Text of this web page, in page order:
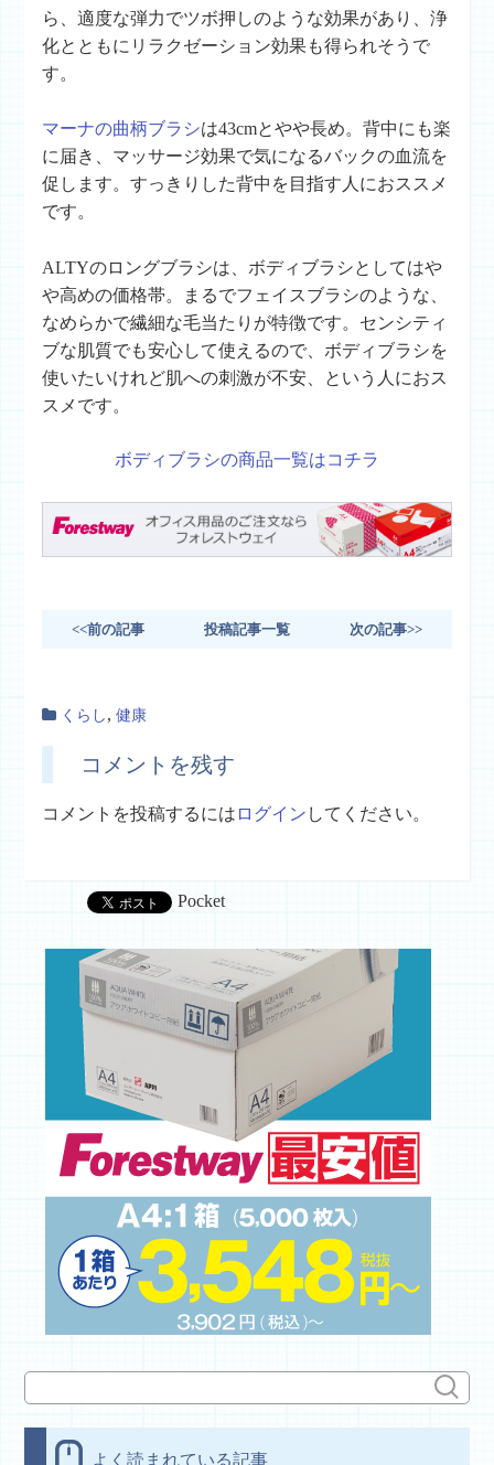
ら、適度な弾力でツボ押しのような効果があり、浄
化とともにリラクゼーション効果も得られそうで
す。
マーナの曲柄ブラシは43cmとやや長め。背中にも楽
に届き、マッサージ効果で気になるバックの血流を
促します。すっきりした背中を目指す人におススメ
です。
ALTYのロングブラシは、ボディブラシとしてはや
や高めの価格帯。まるでフェイスブラシのような、
なめらかで繊細な毛当たりが特徴です。センシティ
ブな肌質でも安心して使えるので、ボディブラシを
使いたいけれど肌への刺激が不安、という人におス
スメです。
ボディブラシの商品一覧はコチラ
<<前の記事 投稿記事一覧 次の記事>>
くらし ,健康
コメントを残す
コメントを投稿するには ログイン してください。
Pocket
よく読まれている記事